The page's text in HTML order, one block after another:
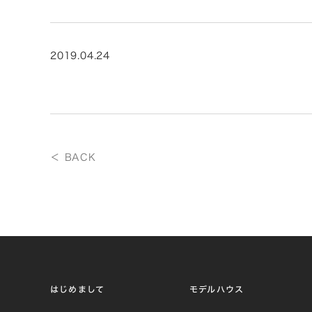
2019.04.24
＜ BACK
はじめまして モデルハウス